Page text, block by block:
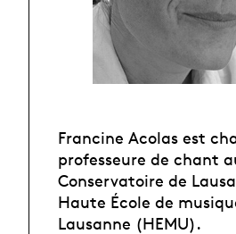
Francine Acolas est
professeure de chant
Conservatoire de
Haute École de
Lausanne (HEMU).